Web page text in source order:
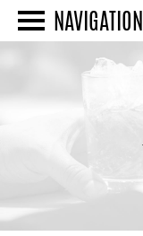
NAVIGATION